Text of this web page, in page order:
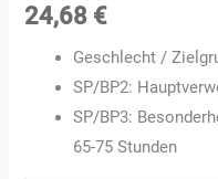
24,68 €
Geschlecht /
SP/BP2:
SP/BP3:
65-75 Stunden